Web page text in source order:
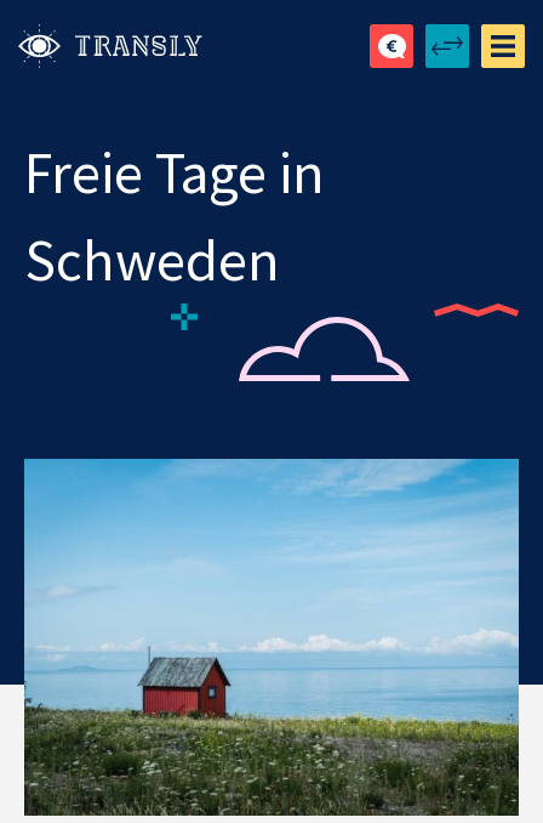
Freie Tage in
Schweden